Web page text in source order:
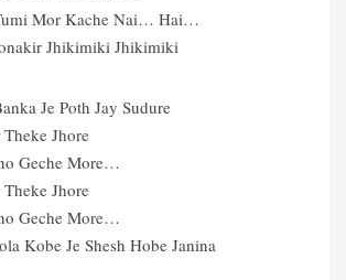
Mor Kache Nai… Hai…
Jhikimiki Jhikimiki
Je Poth Jay Sudure
Jhore
Geche More…
Jhore
Geche More…
Kobe Je Shesh Hobe Janina